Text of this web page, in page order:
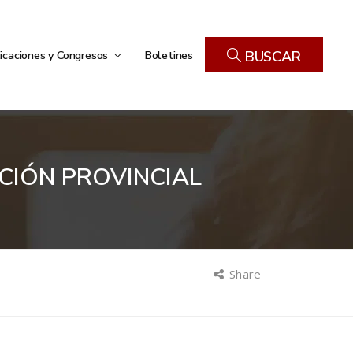
y Congresos Boletines BUSCAR
PROVINCIAL
Share